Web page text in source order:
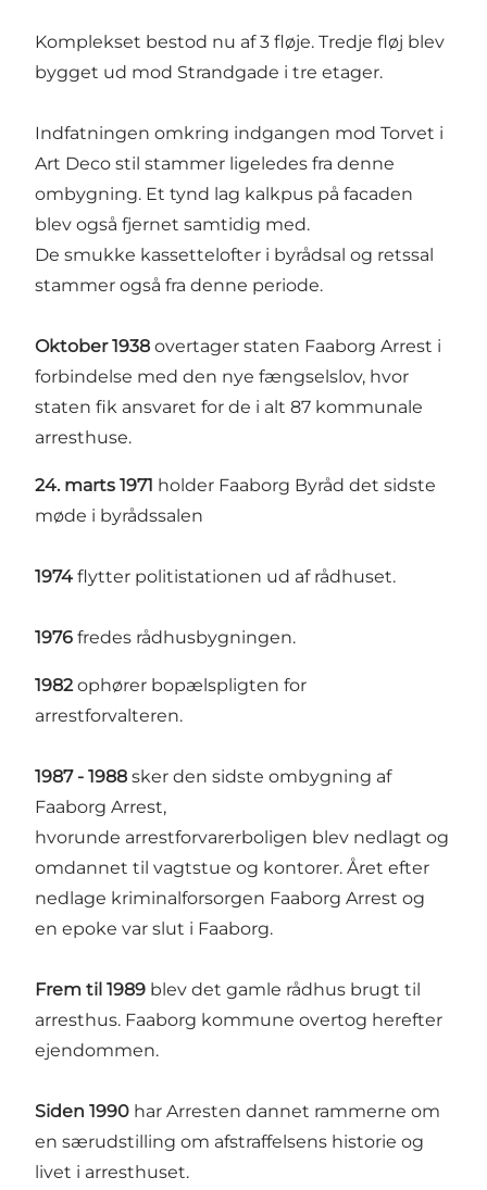
Komplekset bestod nu af 3 fløje. Tredje fløj blev
bygget ud mod Strandgade i tre etager.
Indfatningen omkring indgangen mod Torvet i
Art Deco stil stammer ligeledes fra denne
ombygning. Et tynd lag kalkpus på facaden
blev også fjernet samtidig med.
De smukke kassettelofter i byrådsal og retssal
stammer også fra denne periode.
Oktober 1938 overtager staten Faaborg Arrest i
forbindelse med den nye fængselslov, hvor
staten fik ansvaret for de i alt 87 kommunale
arresthuse.
24. marts 1971 holder Faaborg Byråd det sidste
møde i byrådssalen
1974 flytter politistationen ud af rådhuset.
1976 fredes rådhusbygningen.
1982ophører bopælspligten for
arrestforvalteren.
1987 - 1988 sker den sidste ombygning af
Faaborg Arrest,
hvorunde arrestforvarerboligen blev nedlagt og
omdannet til vagtstue og kontorer. Året efter
nedlage kriminalforsorgen Faaborg Arrest og
en epoke var slut i Faaborg.
Frem til 1989 blev det gamle rådhus brugt til
arresthus. Faaborg kommune overtog herefter
ejendommen.
Siden 1990 har Arresten dannet rammerne om
en særudstilling om afstraffelsens historie og
livet i arresthuset.